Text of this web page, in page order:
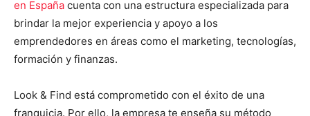
en España cuenta con una estructura especializada para
brindar la mejor experiencia y apoyo a los
emprendedores en áreas como el marketing, tecnologías,
formación y finanzas.
Look & Find está comprometido con el éxito de una
franquicia. Por ello, la empresa te enseña su método